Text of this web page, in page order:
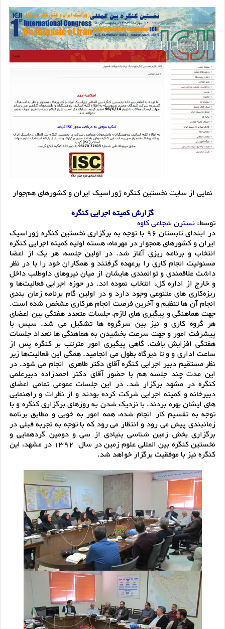
نمایی از سایت نخستین کنگره ژوراسیک ایران و کشورهای هم‌جوار
گزارش کمیته اجرایی کنگره
توسط:نسترن شجاعی کاوه
در ابندای تابستان 96 با توجه به برگزاری نخستین کنگره ژوراسیک
ایران و کشورهای همجوار در مهرماه، هسته اولیه کمیته اجرایی کنگره
انتخاب و برنامه ریزی آغاز شد. در اولین جلسه، هر یک از اعضا
مسئولیت انجام کاری را برعهده گرفتند و همکاران خود را با در نظر
داشت علاقمندی و توانمندی هایشان از میان نیروهای داوطلب داخل
و خارج از اداره کل، انتخاب نموده اند. در حوزه اجرایی فعالیت‌ها و
ریزه‌کاری های متنوعی وجود دارد و در اولین گام برنامه زمان بندی
انجام آن ها تنظیم و آخرین فرصت انجام هرکاری مشخص شده است.
جهت هماهنگی و پیگیری های لازم، جلسات متعدد هفتگی بین اعضای
هر گروه کاری و نیز بین سرگروه ها تشکیل می شد. سپس با
پیشرفت امور و جهت سرعت بخشیدن به هماهنگی ها تعداد جلسات
هفتگی افزایش یافت. گاهی پیگیری امور مترتب بر کنگره پس از
ساعت اداری و و تا دیرگاه بطول می انجامید. همگی این فعالیت‌ها زیر
نظر مستقیم دبیر اجرایی کنگره آقای دکتر طاهری انجام می شود. در
این مدت چند جلسه هم با حضور آقای دکتر احمدزاده دبیرعلمی
کنگره در مشهد برگزار شد. در این جلسات عمومی تمامی اعضای
دبیرخانه و کمیته اجرایی شرکت کرده بودند و از نظرات و راهنمایی
های ایشان بهره بردند. با نزدیک شدن به روزهای برگزاری کنگره و با
توجه به تقسیم کار انجام شده، همه امور به خوبی و مطابق برنامه
زمانبندی پیش می رود و انتظار می رود که با توجه به تجربه قبلی در
برگزاری بخش زمین شناسی بنیادی از سی و دومین گردهمایی و
نخستین کنگره بین المللی علوم زمین در سال 1392 در مشهد، این
کنگره نیز با موفقیت برگزار خواهد شد.